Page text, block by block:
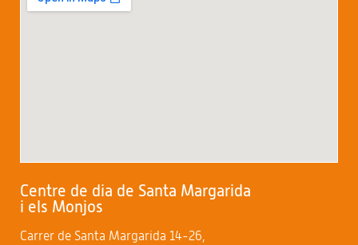
Centre de dia de Santa Margarida
i els Monjos
Carrer de Santa Margarida 14-26,